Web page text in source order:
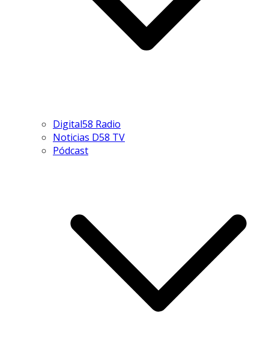
Digital58 Radio
Noticias D58 TV
Pódcast